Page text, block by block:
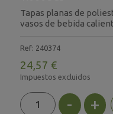
Tapas planas de
vasos de bebida
Ref: 240374
24,57 €
Impuestos excluidos
- +